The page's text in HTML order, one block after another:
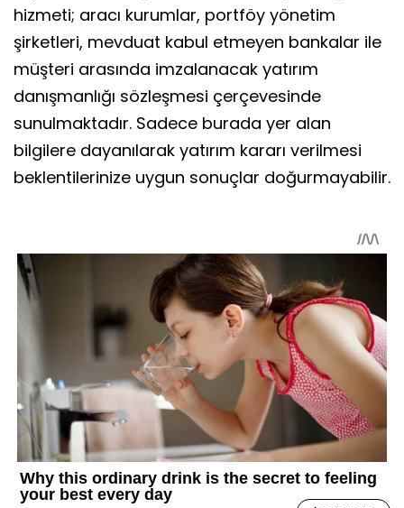
hizmeti; aracı kurumlar, portföy yönetim
şirketleri, mevduat kabul etmeyen bankalar ile
müşteri arasında imzalanacak yatırım
danışmanlığı sözleşmesi çerçevesinde
sunulmaktadır. Sadece burada yer alan
bilgilere dayanılarak yatırım kararı verilmesi
beklentilerinize uygun sonuçlar doğurmayabilir.